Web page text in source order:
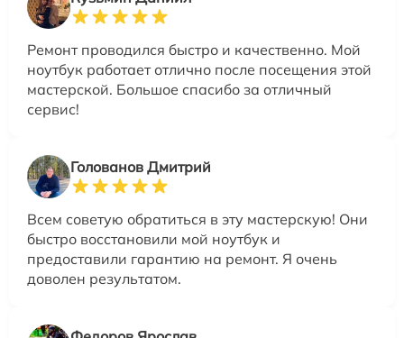
Ремонт проводился быстро и качественно. Мой
ноутбук работает отлично после посещения этой
мастерской. Большое спасибо за отличный
сервис!
Голованов Дмитрий
Всем советую обратиться в эту мастерскую! Они
быстро восстановили мой ноутбук и
предоставили гарантию на ремонт. Я очень
доволен результатом.